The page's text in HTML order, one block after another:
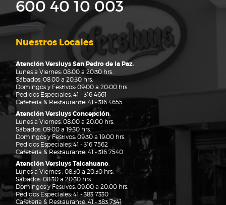
600 40 10 003
Nuestros Locales
Atención Versluys San Pedro de la Paz:
Lunes a Viernes: 08:00 a 20:30 hrs.
Sábados: 08:00 a 20:30 hrs.
Domingos y Festivos: 09:00 a 20:00 hrs.
Pedidos Especiales:41 - 316 4661
Cafetería & Restaurante:41 - 316 4655
Atención Versluys Concepción:
Lunes a Viernes: 08:00 a 20:00 hrs.
Sábados: 09:00 a 19:30 hrs.
Domingos y Festivos: 09:30 a 19:00 hrs.
Pedidos Especiales:41 - 316 7562
Cafetería & Restaurante:41 - 316 7540
Atención Versluys Talcahuano:
Lunes a Viernes : 08:30 a 20:30 hrs.
Sábados: 08:30 a 20:30 hrs.
Domingos y Festivos: 09:00 a 20:00 hrs.
Pedidos Especiales:41 - 383 7330
Cafetería & Restaurante:41 - 383 7341